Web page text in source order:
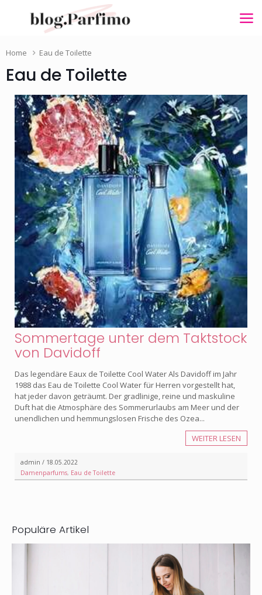
Home Eau de Toilette
Eau de Toilette
Sommertage unter dem Taktstock
von Davidoff
Das legendäre Eaux de Toilette Cool Water Als Davidoff im Jahr
1988 das Eau de Toilette Cool Water für Herren vorgestellt hat,
hat jeder davon geträumt. Der gradlinige, reine und maskuline
Duft hat die Atmosphäre des Sommerurlaubs am Meer und der
unendlichen und hemmungslosen Frische des Ozea...
WEITER LESEN
admin / 18.05.2022
Damenparfums, Eau de Toilette
Populäre Artikel